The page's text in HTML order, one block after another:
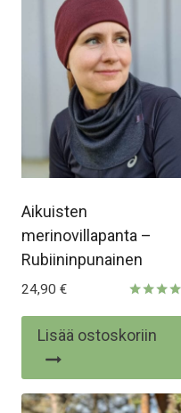
Aikuisten
merinovillapanta –
Rubiininpunainen
5.00
24,90 €
Lisää ostoskoriin